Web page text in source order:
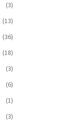
(3)
(13)
(36)
(18)
(3)
(6)
(1)
(3)